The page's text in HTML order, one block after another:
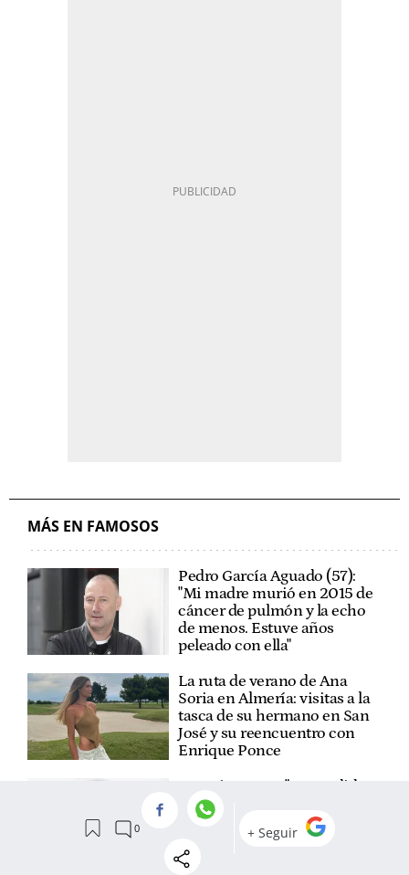
MÁS EN FAMOSOS
Pedro García Aguado (57):
"Mi madre murió en 2015 de
cáncer de pulmón y la echo
de menos. Estuve años
peleado con ella"
La ruta de verano de Ana
Soria en Almería: visitas a la
tasca de su hermano en San
José y su reencuentro con
Enrique Ponce
Joaquín Torres: "He perdido
media vida en intentar gustar
a los demás. A mis padres,
mis hermanos, mi mujer. Me
perdí"